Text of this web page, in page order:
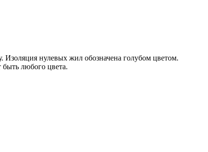
нулевыx жил обозначена голубом цветом.
любого цвета.